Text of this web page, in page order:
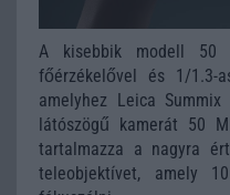
A kisebbik modell 50
főérzékelővel és 1/1.3-
amelyhez Leica
látószögű kamerát 50
tartalmazza a nagyra
teleobjektívet, amely